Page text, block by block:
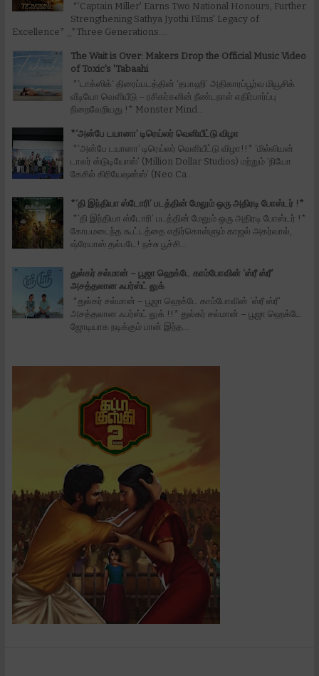
*’Captain Miller' Earns Two National Honours, Further
Strengthening Sathya Jyothi Films' Legacy of
Excellence* _*Three Generations....
The Wait is Over: Makers Drop the Official Music Video
of Toxic's 'Tabaahi
*‘டாக்ஸிக்‘ திரைப்படத்தின் ‘தபாஹி’ அதிகாரப்பூர்வ மியூசிக்
வீடியோ வெளியீடு – ரசிகர்களின் நீண்டநாள் எதிர்பார்ப்பு
நிறைவேறியது !* Monster Mind...
*‘அன்பே டயானா’ டிரெய்லர் வெளியீட்டு விழா
*‘அன்பே டயானா’ டிரெய்லர் வெளியீட்டு விழா!!* ‘மில்லியன்
டாலர் ஸ்டுடியோஸ்’ (Million Dollar Studios) மற்றும் ‘நியோ
கேசில் கிரியேஷன்ஸ்’ (Neo Ca...
*‘தி இந்தியா ஸ்டோரி’ படத்தின் மேலும் ஒரு அதிரடி போஸ்டர் !*
*‘தி இந்தியா ஸ்டோரி’ படத்தின் மேலும் ஒரு அதிரடி போஸ்டர் !*
கோபமடைந்த கூட்டத்தை எதிர்கொள்ளும் காஜல் அகர்வால்,
ஷ்ரேயாஸ் தல்படே! நச்சு பூச்சி...
துல்கர் சல்மான் – பூஜா ஹெக்டே காம்போவின் ‘ஸ்ரீ ஸ்ரீ’
அசத்தலான ஃபர்ஸ்ட் லுக்
*துல்கர் சல்மான் – பூஜா ஹெக்டே காம்போவின் ‘ஸ்ரீ ஸ்ரீ’
அசத்தலான ஃபர்ஸ்ட் லுக் !!* துல்கர் சல்மான் – பூஜா ஹெக்டே
ஜோடியாக நடிக்கும் பான் இந்த...